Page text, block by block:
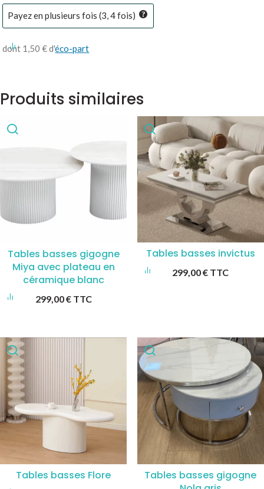
Miya
avec
céramique
Payez en plusieurs fois (3, 4 fois)
dont 1,50 € d'éco-part
Produits similaires
Tables basses gigogne
Miya avec plateau en
céramique blanc
299,00€ TTC
Tables basses invictus
299,00€ TTC
Tables basses Flore
Tables basses gigogne